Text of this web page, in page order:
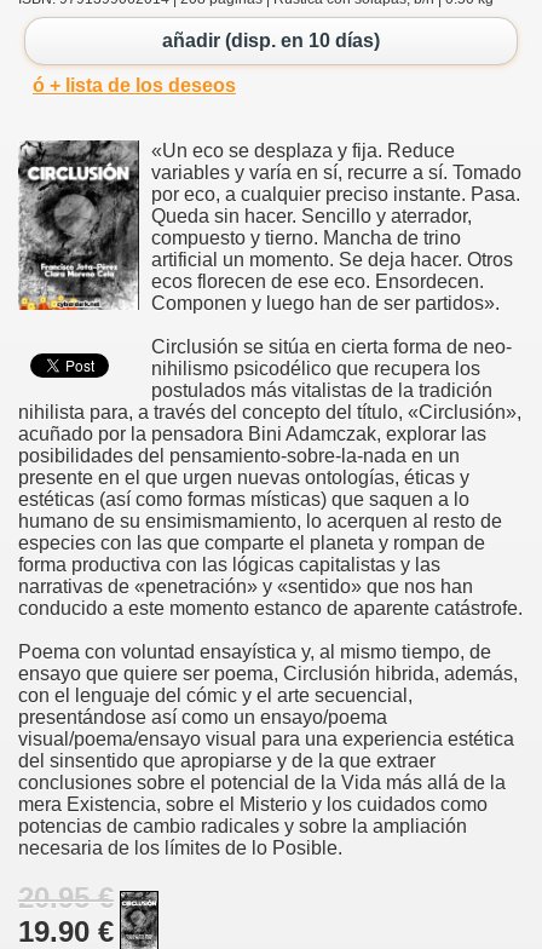
añadir (disp. en 10 días)
ó + lista de los deseos
«Un eco se desplaza y fija. Reduce
variables y varía en sí, recurre a sí. Tomado
por eco, a cualquier preciso instante. Pasa.
Queda sin hacer. Sencillo y aterrador,
compuesto y tierno. Mancha de trino
artificial un momento. Se deja hacer. Otros
ecos florecen de ese eco. Ensordecen.
Componen y luego han de ser partidos».
Circlusión se sitúa en cierta forma de neo-
nihilismo psicodélico que recupera los
postulados más vitalistas de la tradición
nihilista para, a través del concepto del título, «Circlusión»,
acuñado por la pensadora Bini Adamczak, explorar las
posibilidades del pensamiento-sobre-la-nada en un
presente en el que urgen nuevas ontologías, éticas y
estéticas (así como formas místicas) que saquen a lo
humano de su ensimismamiento, lo acerquen al resto de
especies con las que comparte el planeta y rompan de
forma productiva con las lógicas capitalistas y las
narrativas de «penetración» y «sentido» que nos han
conducido a este momento estanco de aparente catástrofe.
Poema con voluntad ensayística y, al mismo tiempo, de
ensayo que quiere ser poema, Circlusión hibrida, además,
con el lenguaje del cómic y el arte secuencial,
presentándose así como un ensayo/poema
visual/poema/ensayo visual para una experiencia estética
del sinsentido que apropiarse y de la que extraer
conclusiones sobre el potencial de la Vida más allá de la
mera Existencia, sobre el Misterio y los cuidados como
potencias de cambio radicales y sobre la ampliación
necesaria de los límites de lo Posible.
20.95 €
19.90 €